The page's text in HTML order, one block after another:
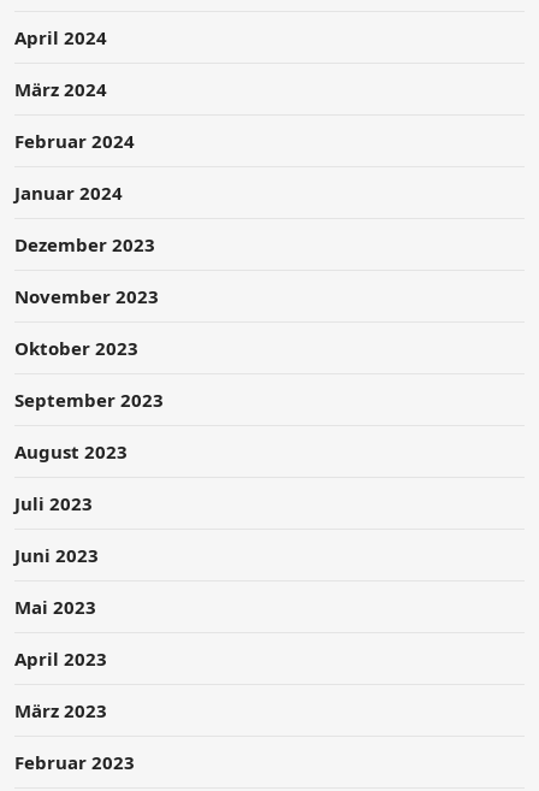
April 2024
März 2024
Februar 2024
Januar 2024
Dezember 2023
November 2023
Oktober 2023
September 2023
August 2023
Juli 2023
Juni 2023
Mai 2023
April 2023
März 2023
Februar 2023